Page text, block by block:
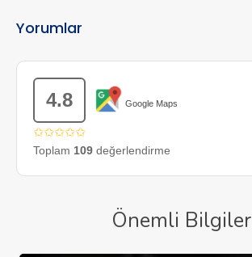
Yorumlar
4.8 Google Maps
✩✩✩✩✩
Toplam 109 değerlendirme
Önemli Bilgiler